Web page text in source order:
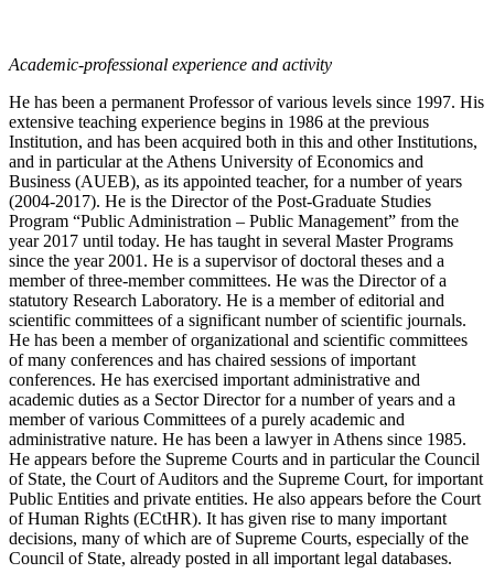
Academic-professional experience and activity
He has been a permanent Professor of various levels since 1997. His
extensive teaching experience begins in 1986 at the previous
Institution, and has been acquired both in this and other Institutions,
and in particular at the Athens University of Economics and
Business (AUEB), as its appointed teacher, for a number of years
(2004-2017). He is the Director of the Post-Graduate Studies
Program “Public Administration – Public Management” from the
year 2017 until today. He has taught in several Master Programs
since the year 2001. He is a supervisor of doctoral theses and a
member of three-member committees. He was the Director of a
statutory Research Laboratory. He is a member of editorial and
scientific committees of a significant number of scientific journals.
He has been a member of organizational and scientific committees
of many conferences and has chaired sessions of important
conferences. He has exercised important administrative and
academic duties as a Sector Director for a number of years and a
member of various Committees of a purely academic and
administrative nature. He has been a lawyer in Athens since 1985.
He appears before the Supreme Courts and in particular the Council
of State, the Court of Auditors and the Supreme Court, for important
Public Entities and private entities. He also appears before the Court
of Human Rights (ECtHR). It has given rise to many important
decisions, many of which are of Supreme Courts, especially of the
Council of State, already posted in all important legal databases.